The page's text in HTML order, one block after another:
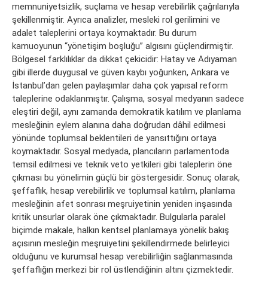
memnuniyetsizlik, suçlama ve hesap verebilirlik çağrılarıyla
şekillenmiştir. Ayrıca analizler, mesleki rol gerilimini ve
adalet taleplerini ortaya koymaktadır. Bu durum
kamuoyunun “yönetişim boşluğu” algısını güçlendirmiştir.
Bölgesel farklılıklar da dikkat çekicidir: Hatay ve Adıyaman
gibi illerde duygusal ve güven kaybı yoğunken, Ankara ve
İstanbul’dan gelen paylaşımlar daha çok yapısal reform
taleplerine odaklanmıştır. Çalışma, sosyal medyanın sadece
eleştiri değil, aynı zamanda demokratik katılım ve planlama
mesleğinin eylem alanına daha doğrudan dâhil edilmesi
yönünde toplumsal beklentileri de yansıttığını ortaya
koymaktadır. Sosyal medyada, plancıların parlamentoda
temsil edilmesi ve teknik veto yetkileri gibi taleplerin öne
çıkması bu yönelimin güçlü bir göstergesidir. Sonuç olarak,
şeffaflık, hesap verebilirlik ve toplumsal katılım, planlama
mesleğinin afet sonrası meşruiyetinin yeniden inşasında
kritik unsurlar olarak öne çıkmaktadır. Bulgularla paralel
biçimde makale, halkın kentsel planlamaya yönelik bakış
açısının mesleğin meşruiyetini şekillendirmede belirleyici
olduğunu ve kurumsal hesap verebilirliğin sağlanmasında
şeffaflığın merkezi bir rol üstlendiğinin altını çizmektedir.